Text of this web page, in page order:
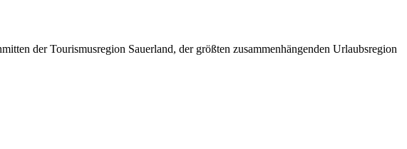
der Tourismusregion Sauerland, der größten zusammenhängenden Urlaubsregion